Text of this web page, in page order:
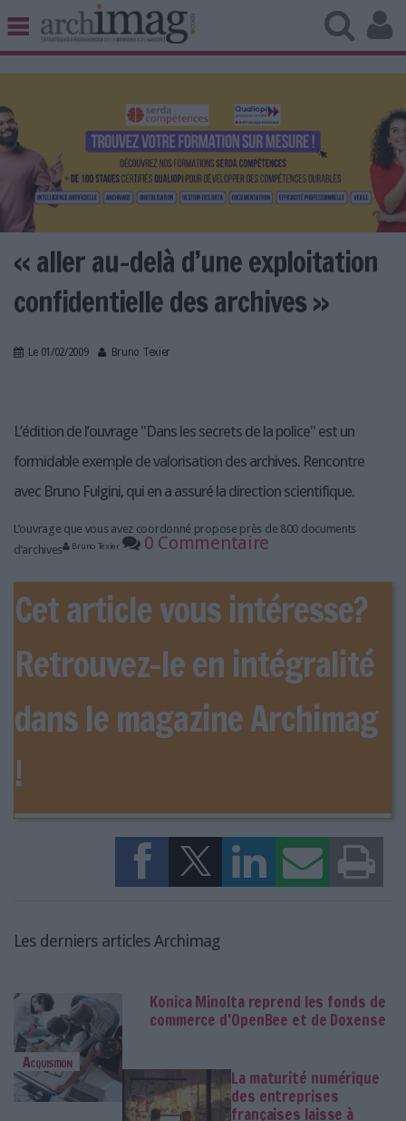
BIBLIOTHÈQUE ÉDITION
UNIVERS DATA
TRAVAIL COLLABORATIF
VIE NUMÉRIQUE
NUMÉRIQUE RESPONSABLE
LES BASES DE DONNÉES
L'ESPACE EMPLOI
L'AGENDA
LES LIVRES BLANCS
NOS OFFRES D'ABONNEMENTS
« aller au-delà d’une exploitation
confidentielle des archives »
Le 01/02/2009 Bruno Texier
L’édition de l’ouvrage "Dans les secrets de la police" est un
formidable exemple de valorisation des archives. Rencontre
avec Bruno Fulgini, qui en a assuré la direction scientifique.
L’ouvrage que vous avez coordonné propose près de 800 documents
d’archives
Bruno Texier 0 Commentaire
Cet article vous intéresse?
Retrouvez-le en intégralité
dans le magazine Archimag
!
Les derniers articles Archimag
Acquisition
Konica Minolta reprend les fonds de
commerce d’OpenBee et de Doxense
La maturité numérique
des entreprises
françaises laisse à